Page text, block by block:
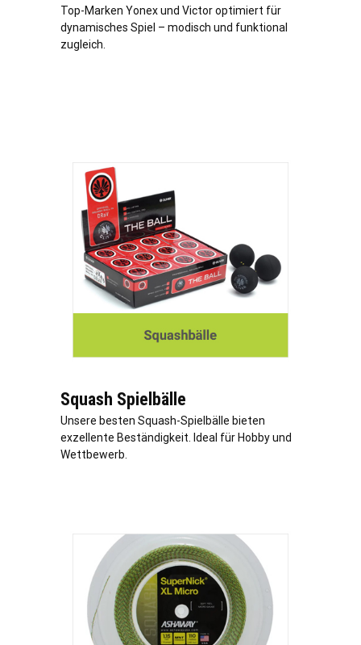
Top-Marken Yonex und Victor optimiert für
dynamisches Spiel – modisch und funktional
zugleich.
Squash Spielbälle
Unsere besten Squash-Spielbälle bieten
exzellente Beständigkeit. Ideal für Hobby und
Wettbewerb.